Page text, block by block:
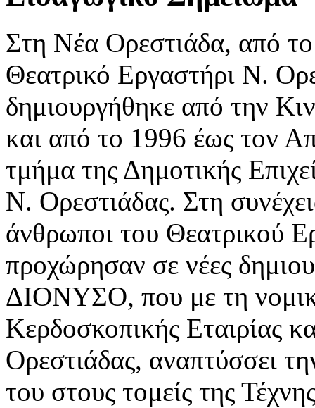
Στη Νέα Ορεστιάδα, από το
Θεατρικό Εργαστήρι Ν.
δημιουργήθηκε από την
και από το 1996 έως τον
τμήμα της Δημοτικής
Ν. Ορεστιάδας. Στη
άνθρωποι του Θεατρικού
προχώρησαν σε νέες
ΔΙΟΝΥΣΟ, που με τη
Κερδοσκοπικής Εταιρίας
Ορεστιάδας, αναπτύσσει
του στους τομείς της